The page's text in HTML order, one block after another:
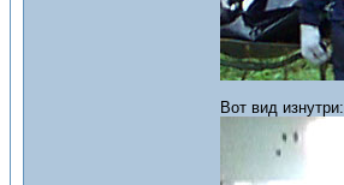
Вот вид изнутри: